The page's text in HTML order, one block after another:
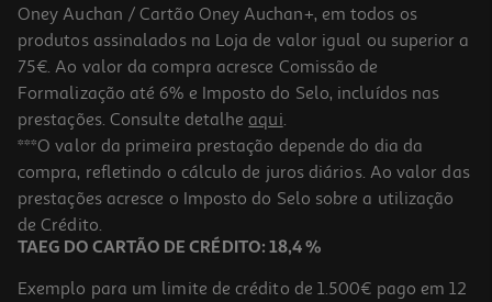
Jogo Switch 2 Pokemon Legends Za 2 Edition
69.89 €/un
69,89 €
Oney Auchan / Cartão Oney Auchan+, em todos os
produtos assinalados na Loja de valor igual ou superior a
75€. Ao valor da compra acresce Comissão de
Formalização até 6% e Imposto do Selo, incluídos nas
prestações. Consulte detalhe aqui.
***O valor da primeira prestação depende do dia da
compra, refletindo o cálculo de juros diários. Ao valor das
prestações acresce o Imposto do Selo sobre a utilização
de Crédito.
TAEG DO CARTÃO DE CRÉDITO: 18,4 %
Exemplo para um limite de crédito de 1.500€ pago em 12